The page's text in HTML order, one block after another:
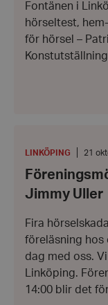
Fontänen i
hörseltest,
för hörsel –
föreläsning
Jimmy
PLATS:
LINKÖPING 21
Jimmy Uller
Fira
föreläsning hos
dag med oss.
Linköping.
14:00 blir det